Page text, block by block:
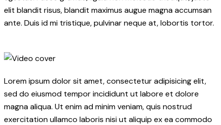
elit blandit risus, blandit maximus augue magna accumsan
ante. Duis id mi tristique, pulvinar neque at, lobortis tortor.
Lorem ipsum dolor sit amet, consectetur adipisicing elit,
sed do eiusmod tempor incididunt ut labore et dolore
magna aliqua. Ut enim ad minim veniam, quis nostrud
exercitation ullamco laboris nisi ut aliquip ex ea commodo